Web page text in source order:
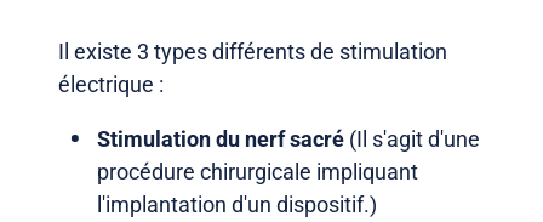
Il existe 3 types différents de stimulation
électrique :
Stimulation du nerf sacré (Il s'agit d'une
procédure chirurgicale impliquant
l'implantation d'un dispositif.)